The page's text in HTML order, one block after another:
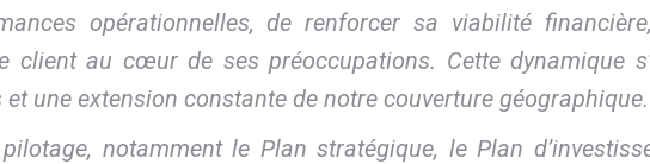
opérationnelles, de renforcer sa viabilité
client au cœur de ses préoccupations. Cette dynamique
une extension constante de notre couverture géographique.
notamment le Plan stratégique, le Plan